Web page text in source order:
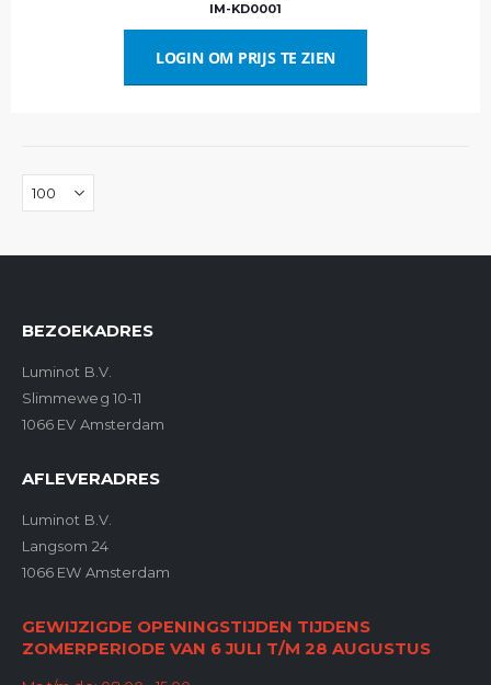
IM-KD0001
LOGIN OM PRIJS TE ZIEN
BEZOEKADRES
Luminot B.V.
Slimmeweg 10-11
1066 EV Amsterdam
AFLEVERADRES
Luminot B.V.
Langsom 24
1066 EW Amsterdam
GEWIJZIGDE OPENINGSTIJDEN TIJDENS
ZOMERPERIODE VAN 6 JULI T/M 28 AUGUSTUS